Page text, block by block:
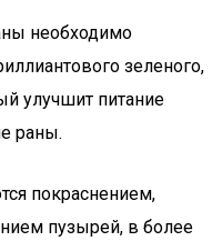
необходимо
зеленого,
улучшит питание
раны.
покраснением,
пузырей, в более